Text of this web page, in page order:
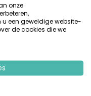
Nederland)
Het
Er komt onder
wel 49 meter lang.
onze
een geweldige website-
de cookies die we